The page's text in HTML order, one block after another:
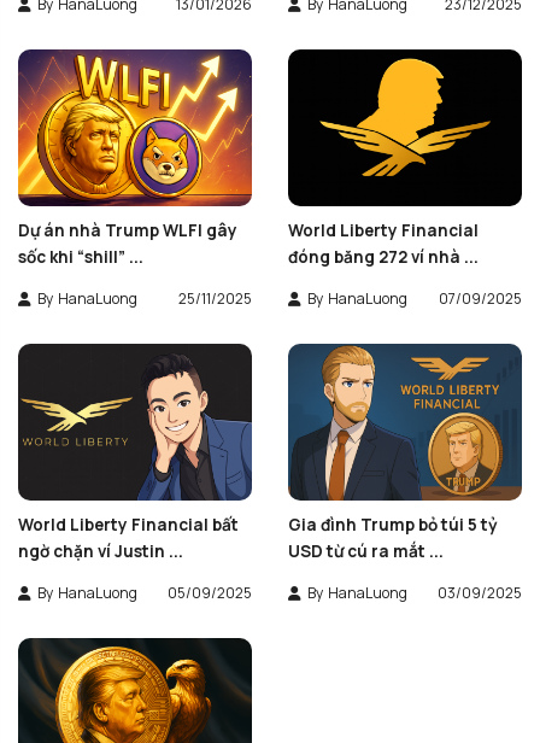
By HanaLuong 13/01/2026 By HanaLuong 23/12/2025
Dự án nhà Trump WLFI gây
sốc khi “shill” ...
By HanaLuong 25/11/2025
World Liberty Financial
đóng băng 272 ví nhà ...
By HanaLuong 07/09/2025
World Liberty Financial bất
ngờ chặn ví Justin ...
By HanaLuong 05/09/2025
Gia đình Trump bỏ túi 5 tỷ
USD từ cú ra mắt ...
By HanaLuong 03/09/2025